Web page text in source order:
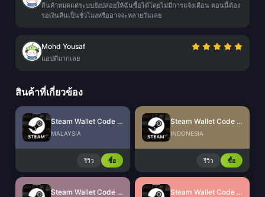
สินค้าหมดแต่ระบบยังปล่อยให้ฉันซื้อได้โดยไม่มีการแจ้งเตือน ตอนนี้ต้อง
รอเงินคืนเป็นชั่วโมงหรืออาจจะหลายวันเลย
Mohd Yousaf
แอปดีมากเลย
สินค้าที่เกี่ยวข้อง
Steam Wallet Code (MYR)
MALAYSIA
รีวิว ซื้อ
Steam Wallet Code (IDR)
INDONESIA
รีวิว ซื้อ
Steam Wallet Code (THB) Steam Wallet Code (PHP)